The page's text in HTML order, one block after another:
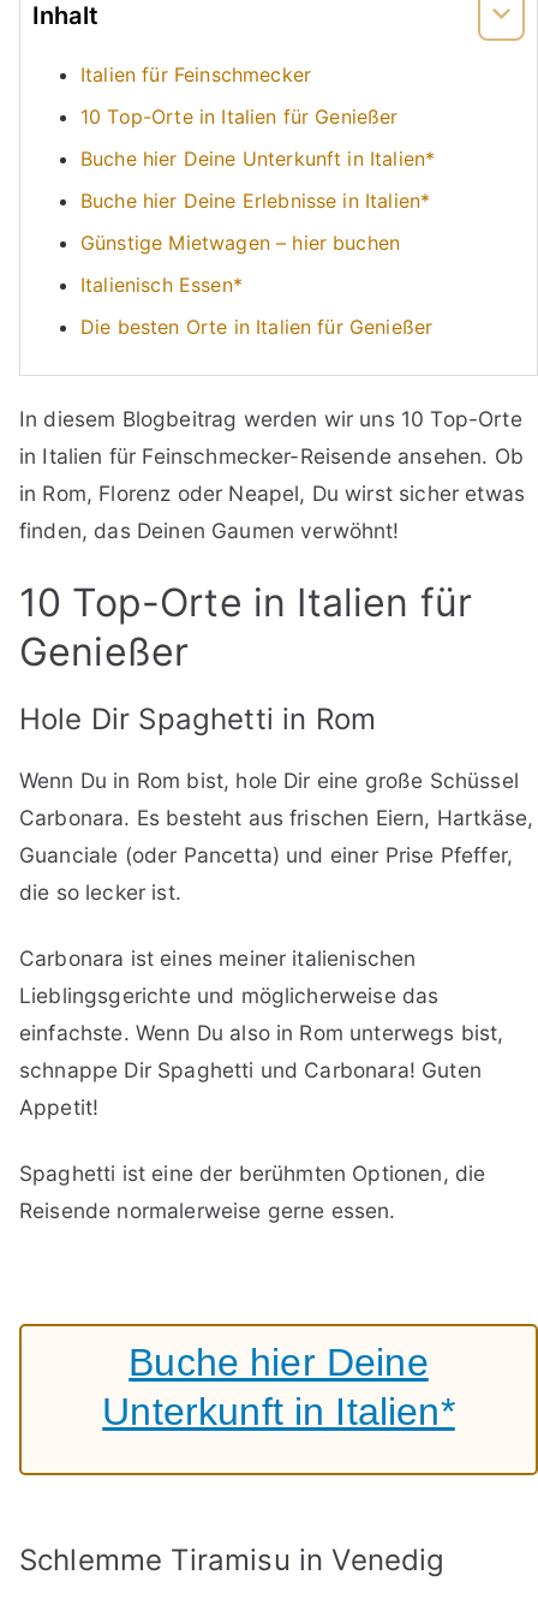
Inhalt
Italien für Feinschmecker
10 Top-Orte in Italien für Genießer
Buche hier Deine Unterkunft in Italien*
Buche hier Deine Erlebnisse in Italien*
Günstige Mietwagen – hier buchen
Italienisch Essen*
Die besten Orte in Italien für Genießer
In diesem Blogbeitrag werden wir uns 10 Top-Orte
in Italien für Feinschmecker-Reisende ansehen. Ob
in Rom, Florenz oder Neapel, Du wirst sicher etwas
finden, das Deinen Gaumen verwöhnt!
10 Top-Orte in Italien für
Genießer
Hole Dir Spaghetti in Rom
Wenn Du in Rom bist, hole Dir eine große Schüssel
Carbonara. Es besteht aus frischen Eiern, Hartkäse,
Guanciale (oder Pancetta) und einer Prise Pfeffer,
die so lecker ist.
Carbonara ist eines meiner italienischen
Lieblingsgerichte und möglicherweise das
einfachste. Wenn Du also in Rom unterwegs bist,
schnappe Dir Spaghetti und Carbonara! Guten
Appetit!
Spaghetti ist eine der berühmten Optionen, die
Reisende normalerweise gerne essen.
Buche hier Deine
Unterkunft in Italien*
Schlemme Tiramisu in Venedig